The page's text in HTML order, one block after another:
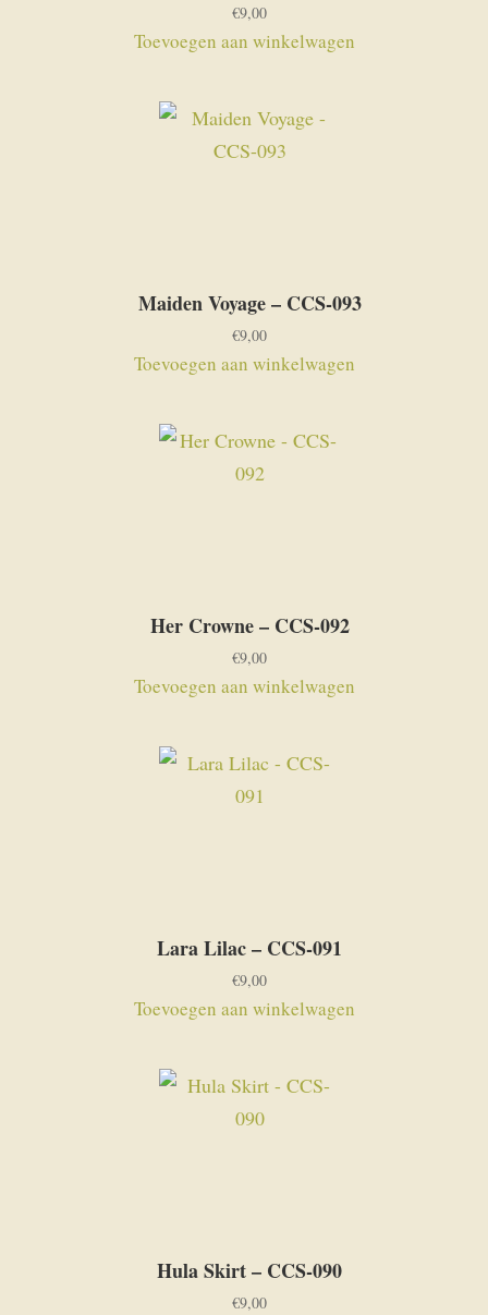
€9,00
Toevoegen aan winkelwagen
Maiden Voyage – CCS-093
€9,00
Toevoegen aan winkelwagen
Her Crowne – CCS-092
€9,00
Toevoegen aan winkelwagen
Lara Lilac – CCS-091
€9,00
Toevoegen aan winkelwagen
Hula Skirt – CCS-090
€9,00